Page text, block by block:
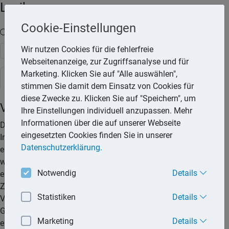
Lexika
Volltext-Suche in den Lexika
Suchen
Rechtslexikon
Verbraucherinsolvenz
Das Verbraucherinsolvenzverfahren ist ein vereinfachtes
Insolvenzverfahren zur Abwicklung der Zahlungsunfähigkeit
einer Privatperson, die weniger als 20 Gläubiger hat. Häufig
wird es auch als Privatinsolvenzverfahren bezeichnet. Ziel
eines Verbraucherinsolvenzverfahrens ist es, bei
Zahlungsunfähigkeit eines Schuldners das vorhandene
Vermögen zu verwerten und den Erlös gleichmäßig an die
Gläubiger zu verteilen. Die sogenannte Restschuldbefreiung
ermöglicht es, dass der Schuldner nach einer
Cookie-Einstellungen
Wir nutzen Cookies für die fehlerfreie
Webseitenanzeige, zur Zugriffsanalyse und für
Marketing. Klicken Sie auf "Alle auswählen",
stimmen Sie damit dem Einsatz von Cookies für
diese Zwecke zu. Klicken Sie auf "Speichern", um
Ihre Einstellungen individuell anzupassen. Mehr
Informationen über die auf unserer Webseite
eingesetzten Cookies finden Sie in unserer
Datenschutzerklärung.
Notwendig Details
Statistiken Details
Marketing Details